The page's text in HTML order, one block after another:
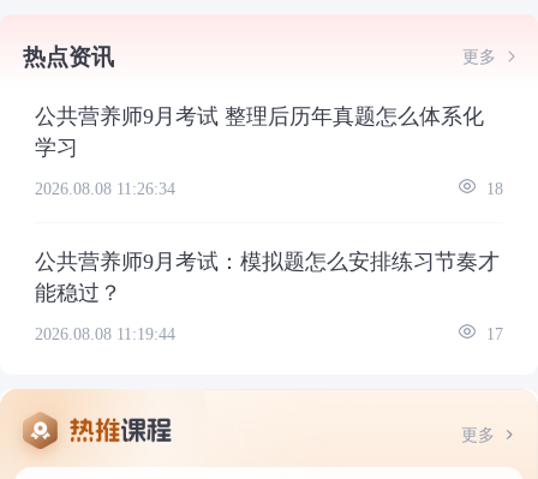
热点资讯 更多
公共营养师9月考试 整理后历年真题怎么体系化
学习
2026.08.08 11:26:34 18
公共营养师9月考试：模拟题怎么安排练习节奏才
能稳过？
2026.08.08 11:19:44 17
更多